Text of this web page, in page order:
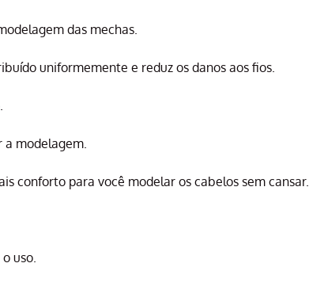
das mechas.
uniformemente e reduz os danos aos fios.
a modelagem.
conforto para você modelar os cabelos sem cansar.
uso.